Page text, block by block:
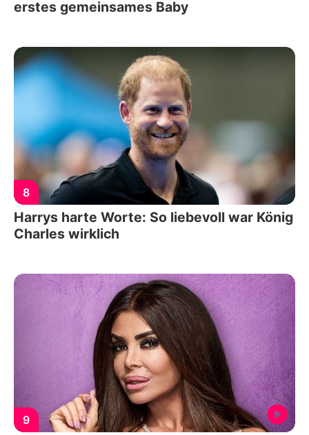
erstes gemeinsames Baby
8
Harrys harte Worte: So liebevoll war König
Charles wirklich
9